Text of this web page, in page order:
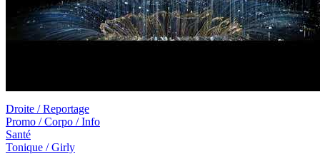
Droite / Reportage
Promo / Corpo / Info
Santé
Tonique / Girly